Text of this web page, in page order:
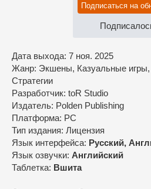
Подписаться на
Дата выхода: 7 ноя. 2025
Жанр: Экшены, Казуальные
Стратегии
Разработчик: toR Studio
Издатель: Polden Publishing
Платформа: PC
Тип издания: Лицензия
Язык интерфейса: Русский,
Язык озвучки: Английский
Таблетка: Вшита